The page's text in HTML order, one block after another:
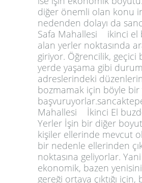
diğer önemli olan konu
nedenden dolayı da
Safa Mahallesi ikinci el
alan yerler noktasında
giriyor. Öğrencilik, geçici
yerde yaşama gibi
adreslerindeki
bozmamak için böyle
Mahallesi İkinci El
Yerler İşin bir diğer
kişiler ellerinde mevcut
bir nedenle ellerinden
noktasına geliyorlar.
ekonomik, bazen
gereği ortaya çıktığı için,